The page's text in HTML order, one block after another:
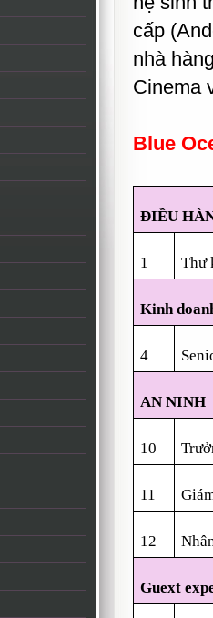
cấp
nhà
Cinema
Blue
ĐIỀU
1 Thư
Kinh
4
AN NINH
10
11
12
Guext